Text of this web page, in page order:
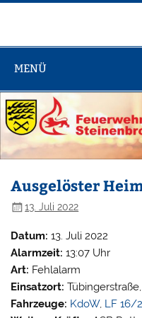
Zum
MENÜ
Ausgelöster
13. Juli 2022
Datum: 13. Juli 2022
Alarmzeit: 13:07 Uhr
Art: Fehlalarm
Einsatzort:
Fahrzeuge: KdoW, LF 16/